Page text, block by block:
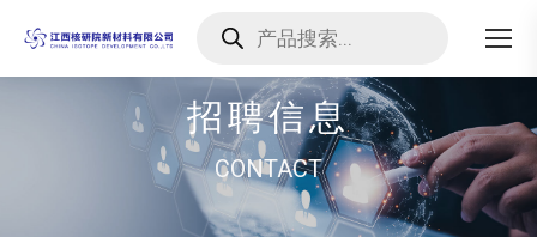
search
招聘信息
CONTACT